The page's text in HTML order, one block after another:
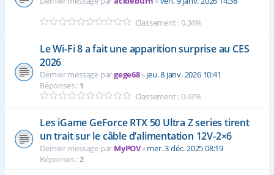
Classement : 0.34%
Le Wi-Fi 8 a fait une apparition surprise au CES
2026
Dernier message pargege68«jeu. 8 janv. 2026 10:41
Réponses : 1
Classement : 0.67%
Les iGame GeForce RTX 50 Ultra Z series tirent
un trait sur le câble d’alimentation 12V-2×6
Dernier message par MyPOV«mer. 3 déc. 2025 08:19
Réponses :2